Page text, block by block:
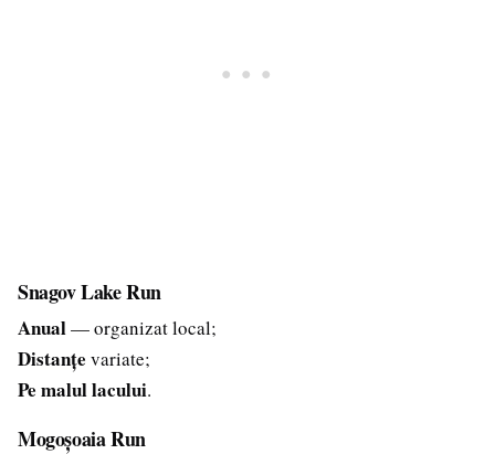
Snagov Lake Run
Anual— organizat local;
Distanțe variate;
Pe malul lacului.
Mogoșoaia Run